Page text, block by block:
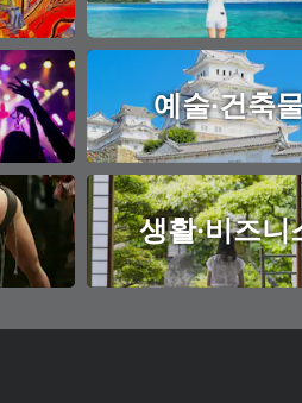
예술·건축
생활·비즈니